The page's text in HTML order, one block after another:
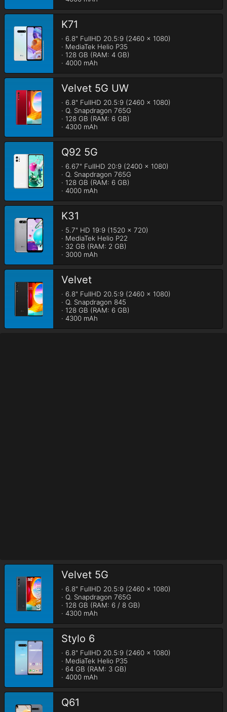
K71
· 6.8" FullHD 20.5:9 (2460 x 1080)
· MediaTek Helio P35
· 128 GB (RAM: 4 GB)
· 4000 mAh
Velvet 5G UW
· 6.8" FullHD 20.5:9 (2460 x 1080)
· Q. Snapdragon 765G
· 128 GB (RAM: 6 GB)
· 4300 mAh
Q92 5G
· 6.67" FullHD 20:9 (2400 x 1080)
· Q. Snapdragon 765G
· 128 GB (RAM: 6 GB)
· 4000 mAh
K31
· 5.7" HD 19:9 (1520 x 720)
· MediaTek Helio P22
· 32 GB (RAM: 2 GB)
· 3000 mAh
Velvet
· 6.8" FullHD 20.5:9 (2460 x 1080)
· Q. Snapdragon 845
· 128 GB (RAM: 6 GB)
· 4300 mAh
Velvet 5G
· 6.8" FullHD 20.5:9 (2460 x 1080)
· Q. Snapdragon 765G
· 128 GB (RAM: 6 / 8 GB)
· 4300 mAh
Stylo 6
· 6.8" FullHD 20.5:9 (2460 x 1080)
· MediaTek Helio P35
· 64 GB (RAM: 3 GB)
· 4000 mAh
Q61